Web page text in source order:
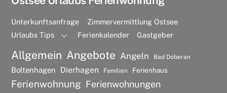
Unterkunftsanfrage
Zimmervermittlung Ostsee
Urlaubs Tips
Ferienkalender Gastgeber
Allgemein Angebote Angeln Bad Doberan
Boltenhagen Dierhagen Familien Ferienhaus
Ferienwohnung Ferienwohnungen